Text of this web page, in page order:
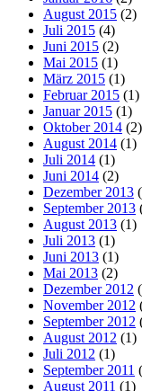
August 2015 (2)
Juli 2015 (4)
Juni 2015 (2)
Mai 2015 (1)
März 2015 (1)
Februar 2015 (1)
Januar 2015 (1)
Oktober 2014 (2)
August 2014 (1)
Juli 2014 (1)
Juni 2014 (2)
Dezember 2013
September 2013
August 2013 (1)
Juli 2013 (1)
Juni 2013 (1)
Mai 2013 (2)
Dezember 2012
November 2012
September 2012
August 2012 (1)
Juli 2012 (1)
September 2011
August 2011 (1)